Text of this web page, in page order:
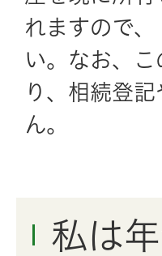
れますので
い。なお、
り、相続登
ん。
私は